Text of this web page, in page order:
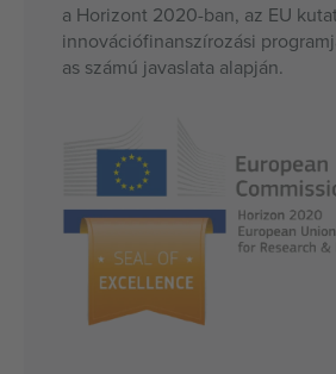
a Horizont 2020-ban, az EU
innovációfinanszírozási
as számú javaslata alapján.